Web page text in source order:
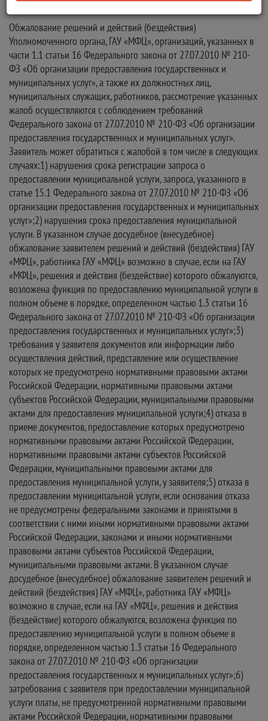
Обжалование решений и действий (бездействия)
Уполномоченного органа, ГАУ «МФЦ», организаций, указанных в
части 1.1 статьи 16 Федерального закона от 27.07.2010 № 210-
ФЗ «Об организации предоставления государственных и
муниципальных услуг», а также их должностных лиц,
муниципальных служащих, работников, рассмотрение указанных
жалоб осуществляются с соблюдением требований
Федерального закона от 27.07.2010 № 210-ФЗ «Об организации
предоставления государственных и муниципальных услуг».
Заявитель может обратиться с жалобой в том числе в следующих
случаях:1) нарушения срока регистрации запроса о
предоставлении муниципальной услуги, запроса, указанного в
статье 15.1 Федерального закона от 27.07.2010 № 210-ФЗ «Об
организации предоставления государственных и муниципальных
услуг»;2) нарушения срока предоставления муниципальной
услуги. В указанном случае досудебное (внесудебное)
обжалование заявителем решений и действий (бездействия) ГАУ
«МФЦ», работника ГАУ «МФЦ» возможно в случае, если на ГАУ
«МФЦ», решения и действия (бездействие) которого обжалуются,
возложена функция по предоставлению муниципальной услуги в
полном объеме в порядке, определенном частью 1.3 статьи 16
Федерального закона от 27.07.2010 № 210-ФЗ «Об организации
предоставления государственных и муниципальных услуг»;3)
требования у заявителя документов или информации либо
осуществления действий, представление или осуществление
которых не предусмотрено нормативными правовыми актами
Российской Федерации, нормативными правовыми актами
субъектов Российской Федерации, муниципальными правовыми
актами для предоставления муниципальной услуги;4) отказа в
приеме документов, предоставление которых предусмотрено
нормативными правовыми актами Российской Федерации,
нормативными правовыми актами субъектов Российской
Федерации, муниципальными правовыми актами для
предоставления муниципальной услуги, у заявителя;5) отказа в
предоставлении муниципальной услуги, если основания отказа
не предусмотрены федеральными законами и принятыми в
соответствии с ними иными нормативными правовыми актами
Российской Федерации, законами и иными нормативными
правовыми актами субъектов Российской Федерации,
муниципальными правовыми актами. В указанном случае
досудебное (внесудебное) обжалование заявителем решений и
действий (бездействия) ГАУ «МФЦ», работника ГАУ «МФЦ»
возможно в случае, если на ГАУ «МФЦ», решения и действия
(бездействие) которого обжалуются, возложена функция по
предоставлению муниципальной услуги в полном объеме в
порядке, определенном частью 1.3 статьи 16 Федерального
закона от 27.07.2010 № 210-ФЗ «Об организации
предоставления государственных и муниципальных услуг»;6)
затребования с заявителя при предоставлении муниципальной
услуги платы, не предусмотренной нормативными правовыми
актами Российской Федерации, нормативными правовыми